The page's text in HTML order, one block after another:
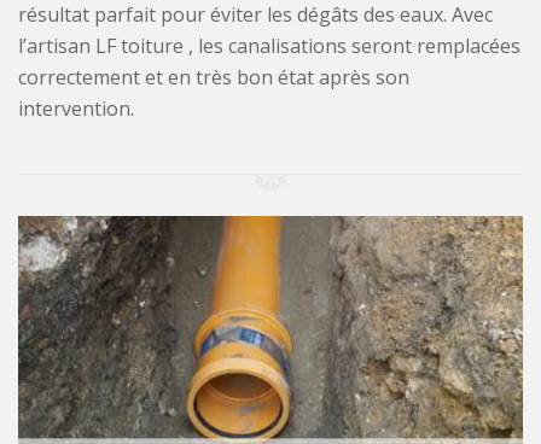
résultat parfait pour éviter les dégâts des eaux. Avec
l’artisan LF toiture , les canalisations seront remplacées
correctement et en très bon état après son
intervention.